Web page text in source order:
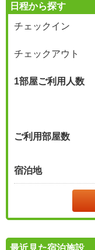
日程から探す
チェックイン
チェックアウト
1部屋ご利用人数
ご利用部屋数
宿泊地
最近見た宿泊施設